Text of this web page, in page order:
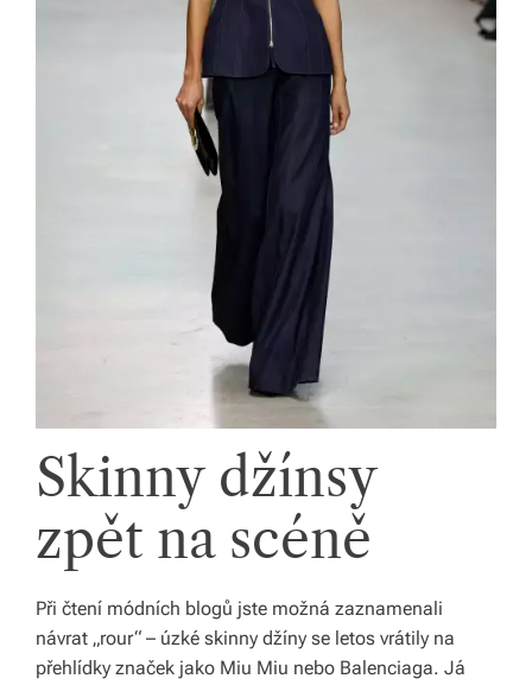
Skinny džínsy
zpět na scéně
Při čtení módních blogů jste možná zaznamenali
návrat „rour“ – úzké skinny džíny se letos vrátily na
přehlídky značek jako Miu Miu nebo Balenciaga. Já